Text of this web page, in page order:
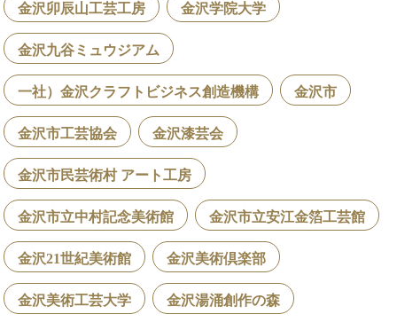
金沢卯辰山工芸工房 金沢学院大学
金沢九谷ミュウジアム
一社）金沢クラフトビジネス創造機構 金沢市
金沢市工芸協会 金沢漆芸会
金沢市民芸術村 アート工房
金沢市立中村記念美術館 金沢市立安江金箔工芸館
金沢21世紀美術館 金沢美術倶楽部
金沢美術工芸大学 金沢湯涌創作の森